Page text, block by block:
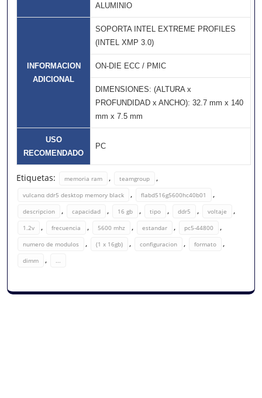
ALUMINIO
INFORMACION
ADICIONAL
SOPORTA INTEL EXTREME PROFILES
(INTEL XMP 3.0)
ON-DIE ECC / PMIC
DIMENSIONES: (ALTURA x
PROFUNDIDAD x ANCHO): 32.7 mm x 140
mm x 7.5 mm
USO
RECOMENDADO
PC
Etiquetas: memoria ram , teamgroup ,
vulcanα ddr5 desktop memory black , flabd516g5600hc40b01 ,
descripcion , capacidad , 16 gb , tipo , ddr5 , voltaje ,
1.2v , frecuencia , 5600 mhz , estandar , pc5-44800 ,
numero de modulos , (1 x 16gb) , configuracion , formato ,
dimm ,